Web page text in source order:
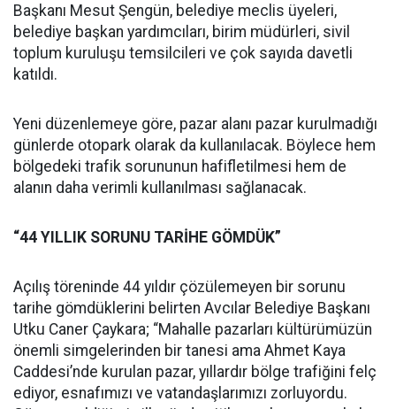
Başkanı Mesut Şengün, belediye meclis üyeleri,
belediye başkan yardımcıları, birim müdürleri, sivil
toplum kuruluşu temsilcileri ve çok sayıda davetli
katıldı.
Yeni düzenlemeye göre, pazar alanı pazar kurulmadığı
günlerde otopark olarak da kullanılacak. Böylece hem
bölgedeki trafik sorununun hafifletilmesi hem de
alanın daha verimli kullanılması sağlanacak.
“44 YILLIK SORUNU TARİHE GÖMDÜK”
Açılış töreninde 44 yıldır çözülemeyen bir sorunu
tarihe gömdüklerini belirten Avcılar Belediye Başkanı
Utku Caner Çaykara; “Mahalle pazarları kültürümüzün
önemli simgelerinden bir tanesi ama Ahmet Kaya
Caddesi’nde kurulan pazar, yıllardır bölge trafiğini felç
ediyor, esnafımızı ve vatandaşlarımızı zorluyordu.